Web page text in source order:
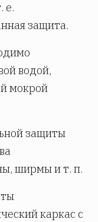
е.
защита.
водой,
мокрой
защиты
ширмы и т. п.
каркас с